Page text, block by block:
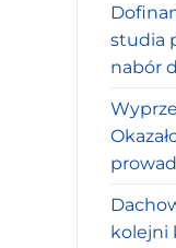
studia
nabór
kolejni